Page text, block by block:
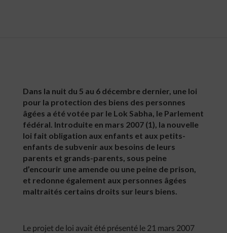
Dans la nuit du 5 au 6 décembre dernier, une loi
pour la protection des biens des personnes
âgées a été votée par le Lok Sabha, le Parlement
fédéral. Introduite en mars 2007 (1), la nouvelle
loi fait obligation aux enfants et aux petits-
enfants de subvenir aux besoins de leurs
parents et grands-parents, sous peine
d’encourir une amende ou une peine de prison,
et redonne également aux personnes âgées
maltraités certains droits sur leurs biens.
Le projet de loi avait été présenté le 21 mars 2007